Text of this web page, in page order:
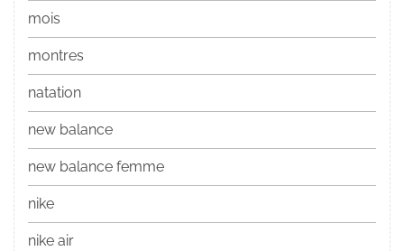
mois
montres
natation
new balance
new balance femme
nike
nike air